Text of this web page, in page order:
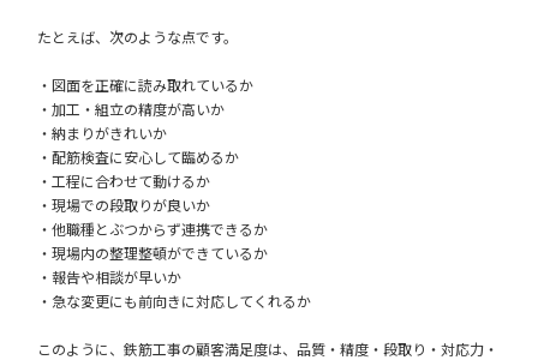
たとえば、次のような点です。
・図面を正確に読み取れているか
・加工・組立の精度が高いか
・納まりがきれいか
・配筋検査に安心して臨めるか
・工程に合わせて動けるか
・現場での段取りが良いか
・他職種とぶつからず連携できるか
・現場内の整理整頓ができているか
・報告や相談が早いか
・急な変更にも前向きに対応してくれるか
このように、鉄筋工事の顧客満足度は、品質・精度・段取り・対応力・